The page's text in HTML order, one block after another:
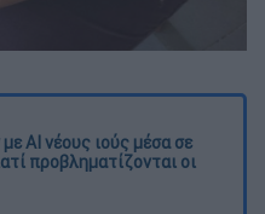
AI νέους ιούς μέσα σε
προβληματίζονται οι